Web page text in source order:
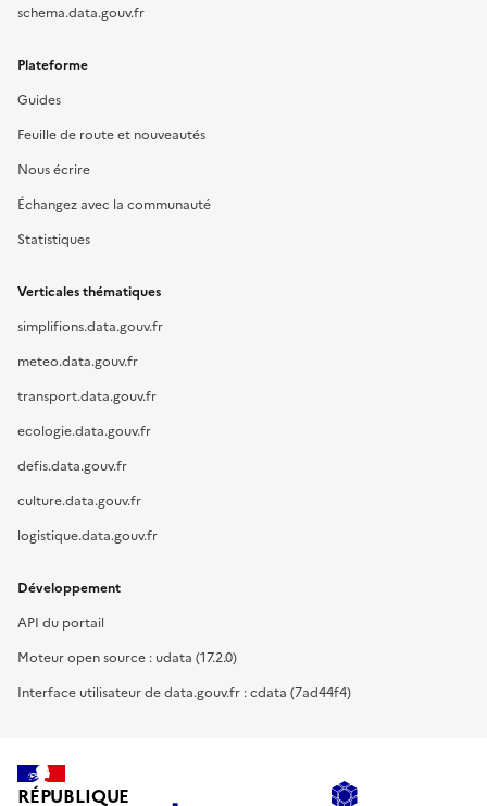
schema.data.gouv.fr
Plateforme
Guides
Feuille de route et nouveautés
Nous écrire
Échangez avec la communauté
Statistiques
Verticales thématiques
simplifions.data.gouv.fr
meteo.data.gouv.fr
transport.data.gouv.fr
ecologie.data.gouv.fr
defis.data.gouv.fr
culture.data.gouv.fr
logistique.data.gouv.fr
Développement
API du portail
Moteur open source : udata (17.2.0)
Interface utilisateur de data.gouv.fr : cdata (7ad44f4)
RÉPUBLIQUE